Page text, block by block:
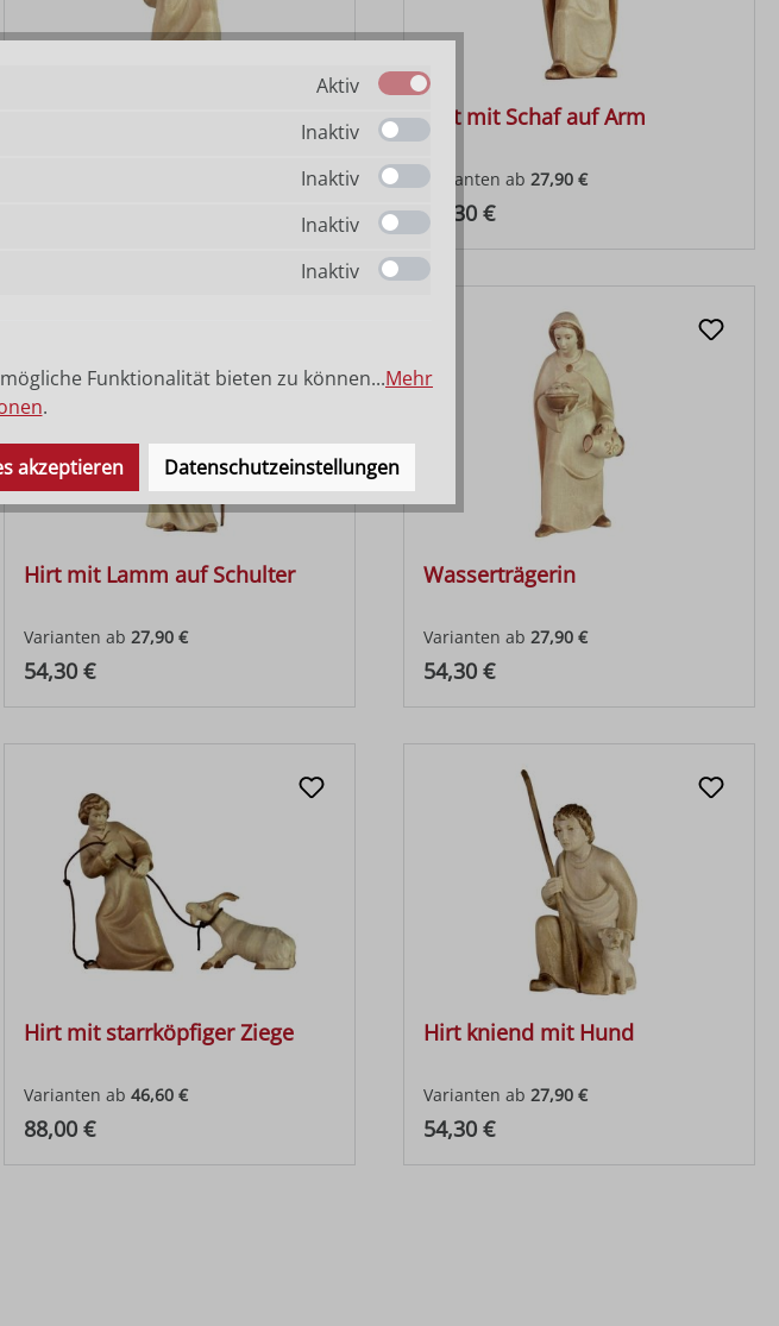
Hirt mit Ziegenkitz auf Schulter Hirt mit Schaf auf Arm
Varianten ab 27,90 €
Regulärer Preis:
54,30 €
Hirt mit Lamm auf Schulter
Varianten ab 27,90 €
Regulärer Preis:
54,30 €
Wasserträgerin
Varianten ab 27,90 €
Regulärer Preis:
54,30 €
Hirt mit starrköpfiger Ziege
Varianten ab 46,60 €
Regulärer Preis:
88,00 €
Hirt kniend mit Hund
Varianten ab 27,90 €
Regulärer Preis:
54,30 €
Aktiv
Inaktiv
Inaktiv
Inaktiv
Inaktiv
Funktionalität bieten zu können...Mehr
.
akzeptieren Datenschutzeinstellungen